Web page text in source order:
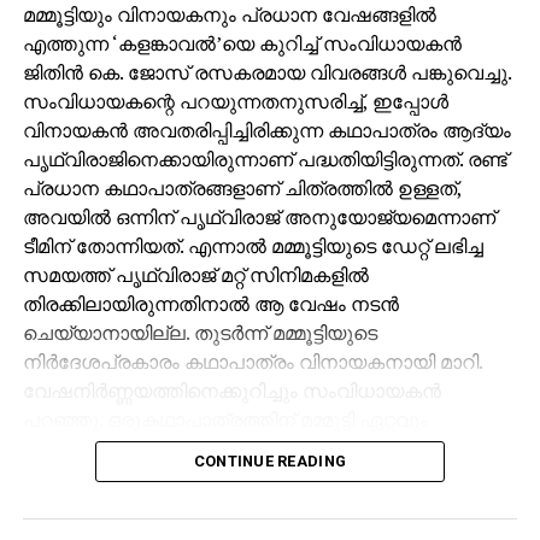
മമ്മൂട്ടിയും വിനായകനും പ്രധാന വേഷങ്ങളില്‍
എത്തുന്ന ‘കളങ്കാവല്‍’യെ കുറിച്ച് സംവിധായകന്‍
ജിതിന്‍ കെ. ജോസ് രസകരമായ വിവരങ്ങള്‍ പങ്കുവെച്ചു.
സംവിധായകന്റെ പറയുന്നതനുസരിച്ച്, ഇപ്പോള്‍
വിനായകന്‍ അവതരിപ്പിച്ചിരിക്കുന്ന കഥാപാത്രം ആദ്യം
പൃഥ്വിരാജിനെക്കായിരുന്നാണ് പദ്ധതിയിട്ടിരുന്നത്. രണ്ട്
പ്രധാന കഥാപാത്രങ്ങളാണ് ചിത്രത്തില്‍ ഉള്ളത്,
അവയില്‍ ഒന്നിന് പൃഥ്വിരാജ് അനുയോജ്യമെന്നാണ്
ടീമിന് തോന്നിയത്. എന്നാല്‍ മമ്മൂട്ടിയുടെ ഡേറ്റ് ലഭിച്ച
സമയത്ത് പൃഥ്വിരാജ് മറ്റ് സിനിമകളില്‍
തിരക്കിലായിരുന്നതിനാല്‍ ആ വേഷം നടന്‍
ചെയ്യാനായില്ല. തുടര്‍ന്ന് മമ്മൂട്ടിയുടെ
നിര്‍ദേശപ്രകാരം കഥാപാത്രം വിനായകനായി മാറി.
അനുയോജ്യനാണെന്ന് തോന്നിയതിനാല്‍
എക്‌സിക്യൂട്ടീവ് പ്രൊഡ്യൂസര്‍ വിവേക് ദാമോദരന്‍
CONTINUE READING